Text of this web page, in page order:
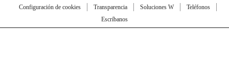
Configuración de cookies
Transparencia Soluciones W
Teléfonos
Escríbanos